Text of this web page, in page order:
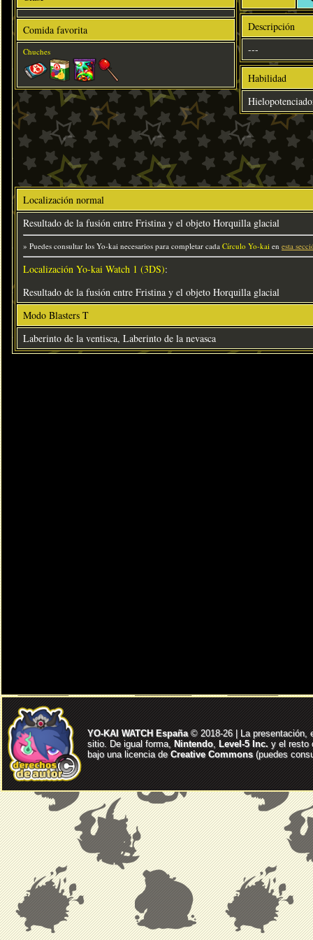
Comida favorita
Chuches
Descripción
---
Habilidad
Localización normal
Resultado de la fusión entre Fristina y el objeto Horquilla glacial
» Puedes consultar los Yo-kai necesarios para completar cada Círculo Yo-kai en esta
Localización Yo-kai Watch 1 (3DS):
Resultado de la fusión entre Fristina y el objeto Horquilla glacial
Modo Blasters T
Laberinto de la ventisca, Laberinto de la nevasca
YO-KAI WATCH España© 2018-26 | La presentación,
sitio. De igual forma, Nintendo, Level-5 Inc. y el resto
bajo una licencia deCreative Commons(puedes